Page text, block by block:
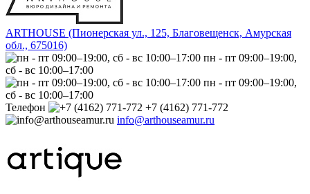
ARTHOUSE (Пионерская ул., 125, Благовещенск, Амурская
обл., 675016)
пн - пт 09:00–19:00,
сб - вс 10:00–17:00
пн - пт 09:00–19:00,
сб - вс 10:00–17:00
Телефон
+7 (4162) 771-772
info@arthouseamur.ru